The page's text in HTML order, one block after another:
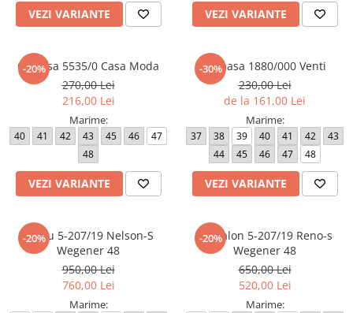
VEZI VARIANTE VEZI VARIANTE
-20%
Camasa 5535/0 Casa Moda
270,00 Lei
216,00 Lei
Marime:
40 41 42 43 45 46
47
48
VEZI VARIANTE
-30%
Camasa 1880/000 Venti
230,00 Lei
de la 161,00 Lei
Marime:
37 38 39 40 41 42
43
44
45 46 47 48
VEZI VARIANTE
-20%
Sacou 5-207/19 Nelson-S
Wegener 48
950,00 Lei
760,00 Lei
Marime:
-20%
Pantalon 5-207/19 Reno-s
Wegener 48
650,00 Lei
520,00 Lei
Marime: